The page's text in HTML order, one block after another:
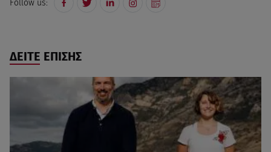
Follow us:
ΔΕΙΤΕ ΕΠΙΣΗΣ